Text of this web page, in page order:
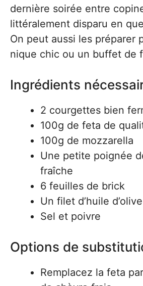
dernière soirée entre
littéralement disparu en
On peut aussi les préparer
nique chic ou un buffet de
Ingrédients
2 courgettes bien
100g de feta de
100g de mozzarella
Une petite poignée
fraîche
6 feuilles de brick
Un filet d’huile d’olive
Sel et poivre
Options de
Remplacez la feta